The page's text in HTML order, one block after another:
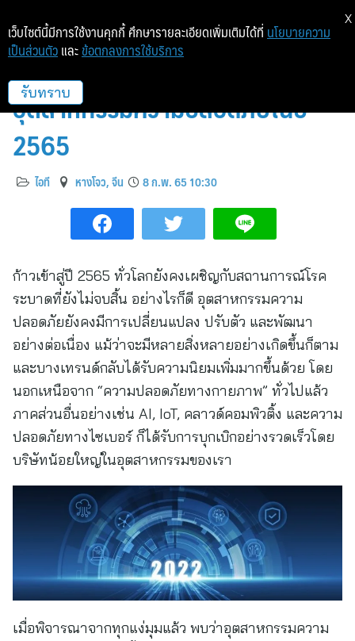
Hikvision เผย 8 เทรนด์สำคัญของ
อุตสาหกรรมความปลอดภัยในปี
2565
ไอที หางโจว, จีน 8 ก.พ. 65 10:30
ก้าวเข้าสู่ปี 2565 ทั่วโลกยังคงเผชิญกับสถานการณ์โรค
ระบาดที่ยังไม่จบสิ้น อย่างไรก็ดี อุตสาหกรรมความ
ปลอดภัยยังคงมีการเปลี่ยนแปลง ปรับตัว และพัฒนา
อย่างต่อเนื่อง แม้ว่าจะมีหลายสิ่งหลายอย่างเกิดขึ้นก็ตาม
และบางเทรนด์กลับได้รับความนิยมเพิ่มมากขึ้นด้วย โดย
นอกเหนือจาก “ความปลอดภัยทางกายภาพ” ทั่วไปแล้ว
ภาคส่วนอื่นอย่างเช่น AI, IoT, คลาวด์คอมพิวติ้ง และความ
ปลอดภัยทางไซเบอร์ ก็ได้รับการบุกเบิกอย่างรวดเร็วโดย
บริษัทน้อยใหญ่ในอุตสาหกรรมของเรา
เมื่อพิจารณาจากทุกแง่มุมแล้ว พบว่าอุตสาหกรรมความ
เว็บไซต์นี้มีการใช้งานคุกกี้ ศึกษารายละเอียดเพิ่มเติมได้ที่ นโยบายความ
เป็นส่วนตัว และ ข้อตกลงการใช้บริการ
รับทราบ
X